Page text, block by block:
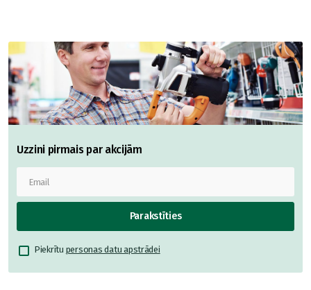
Uzzini pirmais par akcijām
Parakstīties
Piekrītu personas datu apstrādei